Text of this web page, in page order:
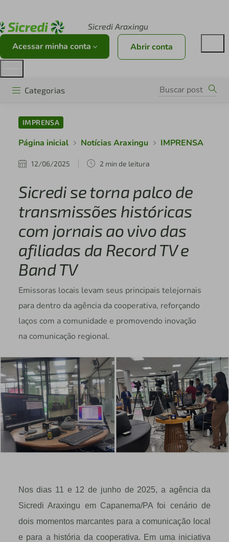
Sicredi Araxingu
Acessar minha conta Abrir conta
Categorias
IMPRENSA
Página inicial Notícias Araxingu IMPRENSA
12/06/2025 2 min de leitura
Sicredi se torna palco de
transmissões históricas
com jornais ao vivo das
afiliadas da Record TV e
Band TV
Emissoras locais levam seus principais telejornais
para dentro da agência da cooperativa, reforçando
laços com a comunidade e promovendo inovação
na comunicação regional.
Nos dias 11 e 12 de junho de 2025, a agência da
Sicredi Araxingu em Capanema/PA foi cenário de
dois momentos marcantes para a comunicação local
e para a história da cooperativa. Em uma iniciativa